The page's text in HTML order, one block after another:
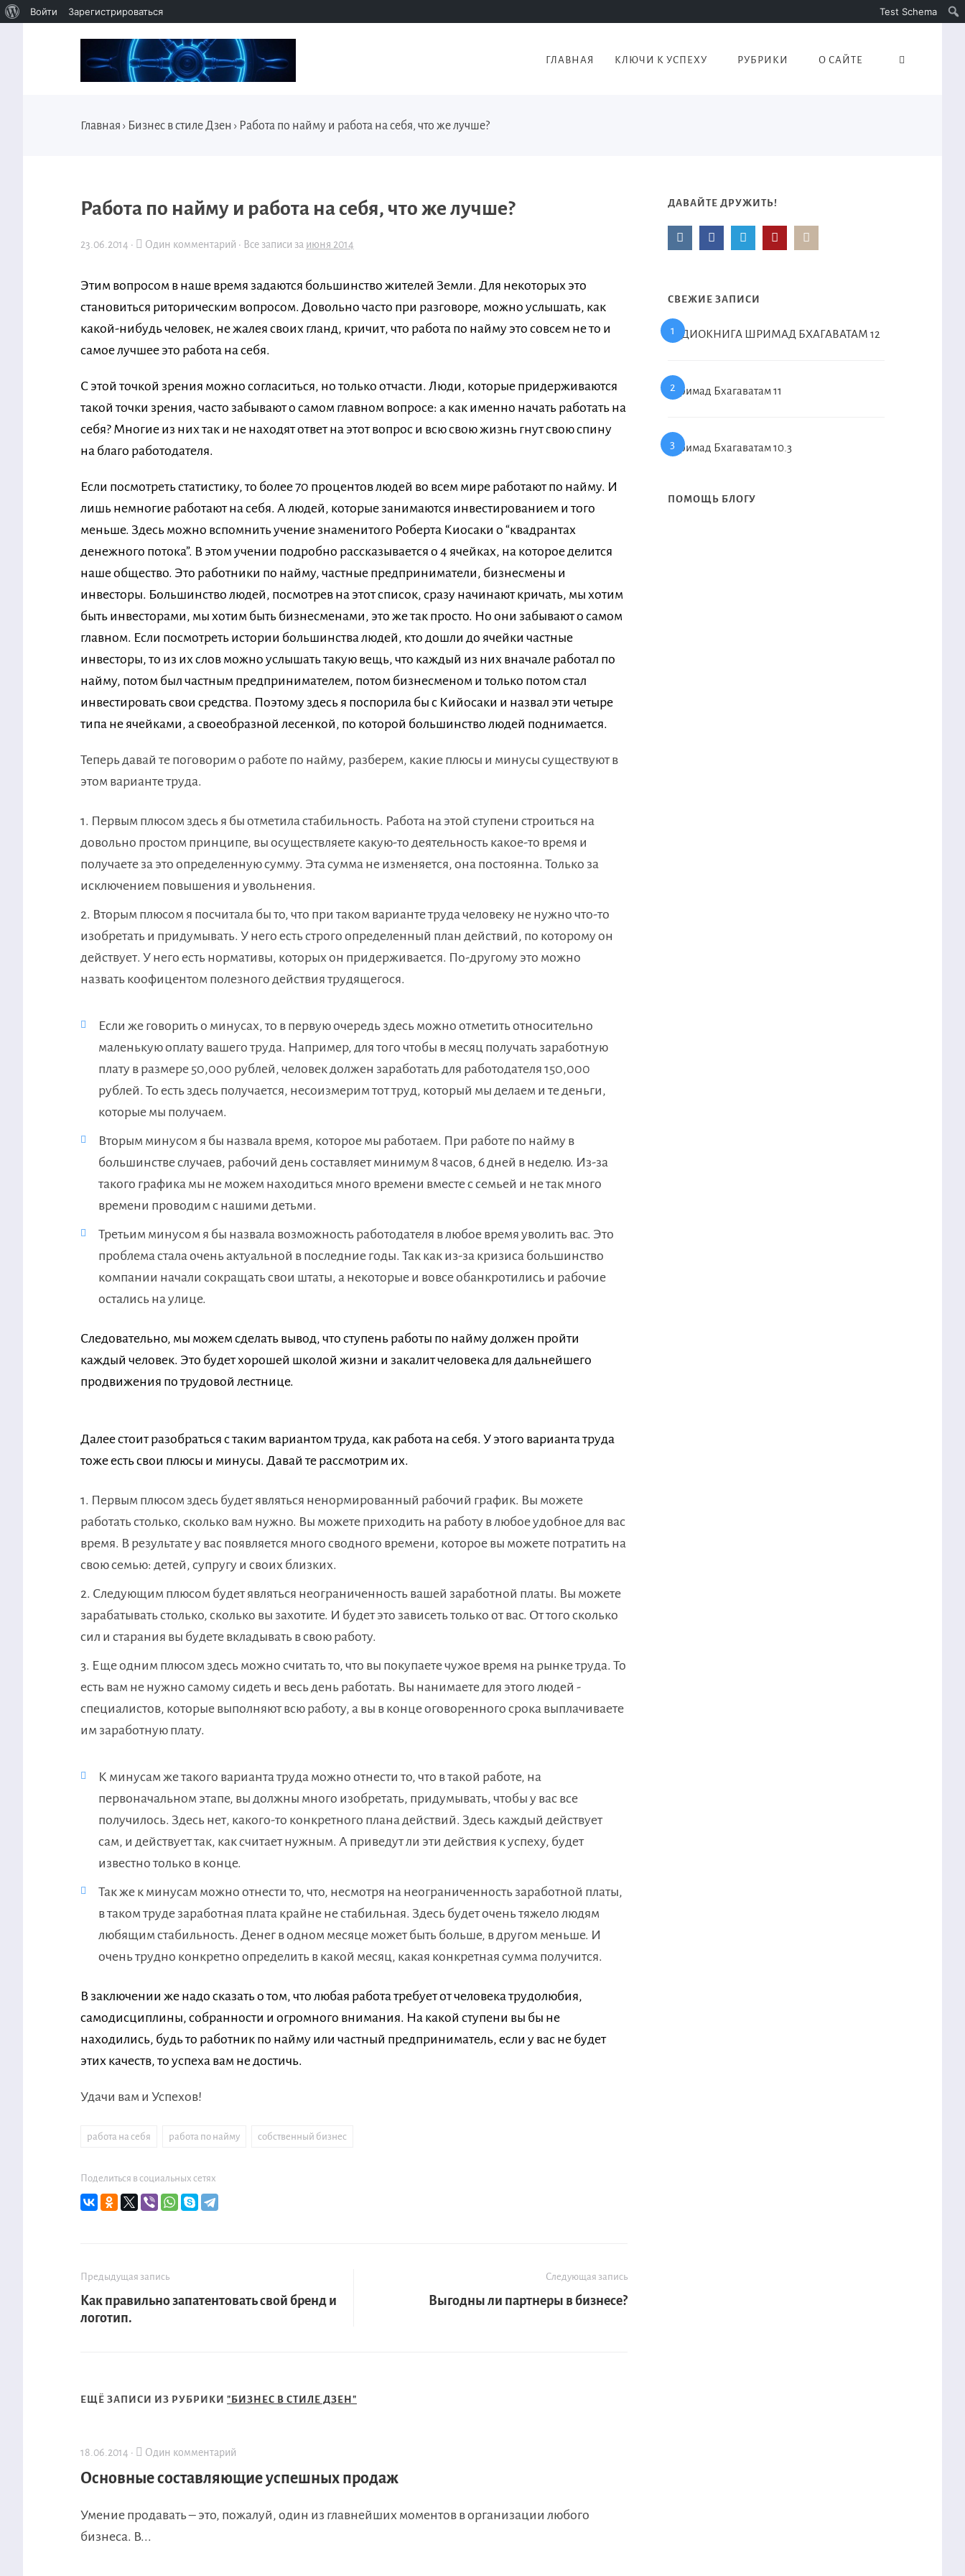
ГЛАВНАЯ КЛЮЧИ К УСПЕХУ РУБРИКИ О САЙТЕ
Главная › Бизнес в стиле Дзен › Работа по найму и работа на себя, что же лучше?
Работа по найму и работа на себя, что же лучше?
23.06.2014 · Один комментарий · Все записи за июня 2014
Этим вопросом в наше время задаются большинство жителей Земли. Для некоторых это
становиться риторическим вопросом. Довольно часто при разговоре, можно услышать, как
какой-нибудь человек, не жалея своих гланд, кричит, что работа по найму это совсем не то и
самое лучшее это работа на себя.
С этой точкой зрения можно согласиться, но только отчасти. Люди, которые придерживаются
такой точки зрения, часто забывают о самом главном вопросе: а как именно начать работать на
себя? Многие из них так и не находят ответ на этот вопрос и всю свою жизнь гнут свою спину
на благо работодателя.
Если посмотреть статистику, то более 70 процентов людей во всем мире работают по найму. И
лишь немногие работают на себя. А людей, которые занимаются инвестированием и того
меньше. Здесь можно вспомнить учение знаменитого Роберта Киосаки о “квадрантах
денежного потока”. В этом учении подробно рассказывается о 4 ячейках, на которое делится
наше общество. Это работники по найму, частные предприниматели, бизнесмены и
инвесторы. Большинство людей, посмотрев на этот список, сразу начинают кричать, мы хотим
быть инвесторами, мы хотим быть бизнесменами, это же так просто. Но они забывают о самом
главном. Если посмотреть истории большинства людей, кто дошли до ячейки частные
инвесторы, то из их слов можно услышать такую вещь, что каждый из них вначале работал по
найму, потом был частным предпринимателем, потом бизнесменом и только потом стал
инвестировать свои средства. Поэтому здесь я поспорила бы с Кийосаки и назвал эти четыре
типа не ячейками, а своеобразной лесенкой, по которой большинство людей поднимается.
Теперь давай те поговорим о работе по найму, разберем, какие плюсы и минусы существуют в
этом варианте труда.
Первым плюсом здесь я бы отметила стабильность. Работа на этой ступени строиться на
довольно простом принципе, вы осуществляете какую-то деятельность какое-то время и
получаете за это определенную сумму. Эта сумма не изменяется, она постоянна. Только за
исключением повышения и увольнения.
Вторым плюсом я посчитала бы то, что при таком варианте труда человеку не нужно что-то
изобретать и придумывать. У него есть строго определенный план действий, по которому он
действует. У него есть нормативы, которых он придерживается. По-другому это можно
назвать коофицентом полезного действия трудящегося.
Если же говорить о минусах, то в первую очередь здесь можно отметить относительно
маленькую оплату вашего труда. Например, для того чтобы в месяц получать заработную
плату в размере 50,000 рублей, человек должен заработать для работодателя 150,000
рублей. То есть здесь получается, несоизмерим тот труд, который мы делаем и те деньги,
которые мы получаем.
Вторым минусом я бы назвала время, которое мы работаем. При работе по найму в
большинстве случаев, рабочий день составляет минимум 8 часов, 6 дней в неделю. Из-за
такого графика мы не можем находиться много времени вместе с семьей и не так много
времени проводим с нашими детьми.
Третьим минусом я бы назвала возможность работодателя в любое время уволить вас. Это
проблема стала очень актуальной в последние годы. Так как из-за кризиса большинство
компании начали сокращать свои штаты, а некоторые и вовсе обанкротились и рабочие
остались на улице.
Следовательно, мы можем сделать вывод, что ступень работы по найму должен пройти
каждый человек. Это будет хорошей школой жизни и закалит человека для дальнейшего
продвижения по трудовой лестнице.
Далее стоит разобраться с таким вариантом труда, как работа на себя. У этого варианта труда
тоже есть свои плюсы и минусы. Давай те рассмотрим их.
Первым плюсом здесь будет являться ненормированный рабочий график. Вы можете
работать столько, сколько вам нужно. Вы можете приходить на работу в любое удобное для вас
время. В результате у вас появляется много сводного времени, которое вы можете потратить на
свою семью: детей, супругу и своих близких.
Следующим плюсом будет являться неограниченность вашей заработной платы. Вы можете
зарабатывать столько, сколько вы захотите. И будет это зависеть только от вас. От того сколько
сил и старания вы будете вкладывать в свою работу.
Еще одним плюсом здесь можно считать то, что вы покупаете чужое время на рынке труда. То
есть вам не нужно самому сидеть и весь день работать. Вы нанимаете для этого людей -
специалистов, которые выполняют всю работу, а вы в конце оговоренного срока выплачиваете
им заработную плату.
К минусам же такого варианта труда можно отнести то, что в такой работе, на
первоначальном этапе, вы должны много изобретать, придумывать, чтобы у вас все
получилось. Здесь нет, какого-то конкретного плана действий. Здесь каждый действует
сам, и действует так, как считает нужным. А приведут ли эти действия к успеху, будет
известно только в конце.
Так же к минусам можно отнести то, что, несмотря на неограниченность заработной платы,
в таком труде заработная плата крайне не стабильная. Здесь будет очень тяжело людям
любящим стабильность. Денег в одном месяце может быть больше, в другом меньше. И
очень трудно конкретно определить в какой месяц, какая конкретная сумма получится.
В заключении же надо сказать о том, что любая работа требует от человека трудолюбия,
самодисциплины, собранности и огромного внимания. На какой ступени вы бы не
находились, будь то работник по найму или частный предприниматель, если у вас не будет
этих качеств, то успеха вам не достичь.
Удачи вам и Успехов!
работа на себя работа по найму собственный бизнес
Поделиться в социальных сетях
Предыдущая запись
Как правильно запатентовать свой бренд и
логотип.
Следующая запись
Выгодны ли партнеры в бизнесе?
ЕЩЁ ЗАПИСИ ИЗ РУБРИКИ "БИЗНЕС В СТИЛЕ ДЗЕН"
18.06.2014 · Один комментарий
Основные составляющие успешных продаж
Умение продавать – это, пожалуй, один из главнейших моментов в организации любого
бизнеса. В...
ДАВАЙТЕ ДРУЖИТЬ!
СВЕЖИЕ ЗАПИСИ
АУДИОКНИГА ШРИМАД БХАГАВАТАМ 12
Шримад Бхагаватам 11
Шримад Бхагаватам 10.3
ПОМОЩЬ БЛОГУ
Войти Зарегистрироваться Test Schema